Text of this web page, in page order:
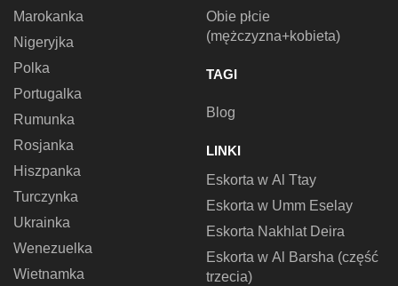
Marokanka
Nigeryjka
Polka
Portugalka
Rumunka
Rosjanka
Hiszpanka
Turczynka
Ukrainka
Wenezuelka
Wietnamka
Obie płcie
(mężczyzna+kobieta)
TAGI
Blog
LINKI
Eskorta w Al Ttay
Eskorta w Umm Eselay
Eskorta Nakhlat Deira
Eskorta w Al Barsha (część
trzecia)